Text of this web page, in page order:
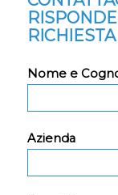
Nome e
Azienda